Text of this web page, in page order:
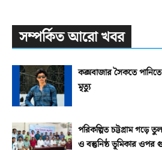
সম্পর্কিত আরো খবর
কক্সবাজার সৈকতে
মৃত্যু
পরিকল্পিত চট্টগ্রাম গড়ে
ও বস্তুনিষ্ঠ ভূমিকার ওপর